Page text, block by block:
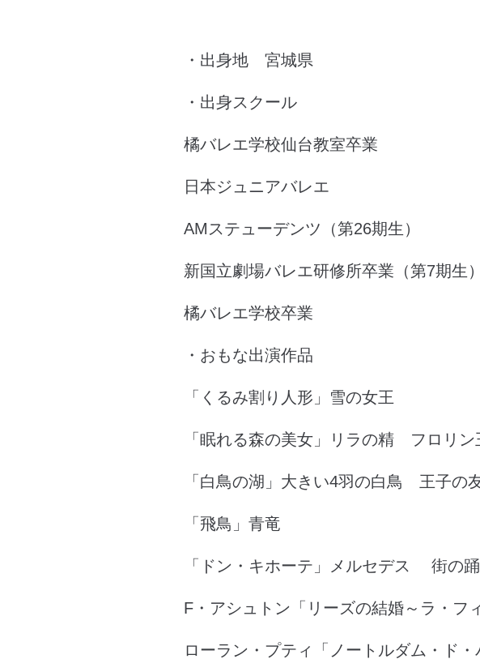
・出身地 宮城県
・出身スクール
橘バレエ学校仙台教室卒業
日本ジュニアバレエ
AMステューデンツ（第26期生）
新国立劇場バレエ研修所卒業（第7期生）
橘バレエ学校卒業
・おもな出演作品
「くるみ割り人形」雪の女王
「眠れる森の美女」リラの精 フロリ
「白鳥の湖」大きい4羽の白鳥 王子
「飛鳥」青竜
「ドン・キホーテ」メルセデス 街の
F・アシュトン「リーズの結婚～ラ・フ
ローラン・プティ「ノートルダム・ド・